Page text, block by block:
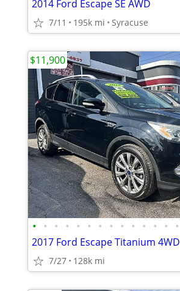
2014 Ford Escape SE AWD
7/11 195k mi Syracuse
• • • • • • • • • • • • • •
2017 Ford Escape Titanium 4WD
7/27 128k mi
$11,900